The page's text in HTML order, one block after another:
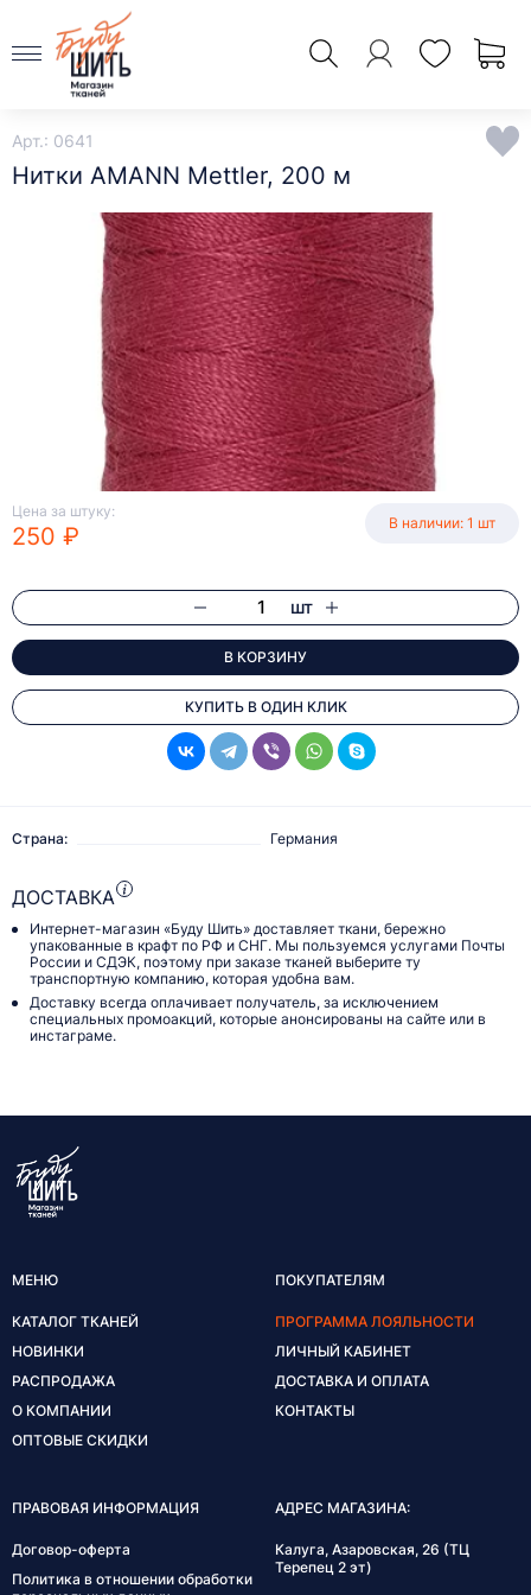
Арт.: 0641
Нитки AMANN Mettler, 200 м
Цена за штуку:
250 ₽ В наличии: 1 шт
шт
В КОРЗИНУ
КУПИТЬ В ОДИН КЛИК
Страна: Германия
ДОСТАВКА
Интернет-магазин «Буду Шить» доставляет ткани, бережно
упакованные в крафт по РФ и СНГ. Мы пользуемся услугами Почты
России и СДЭК, поэтому при заказе тканей выберите ту
транспортную компанию, которая удобна вам.
Доставку всегда оплачивает получатель, за исключением
специальных промоакций, которые анонсированы на сайте или в
инстаграме.
МЕНЮ
КАТАЛОГ ТКАНЕЙ
НОВИНКИ
РАСПРОДАЖА
О КОМПАНИИ
ОПТОВЫЕ СКИДКИ
ПОКУПАТЕЛЯМ
ПРОГРАММА ЛОЯЛЬНОСТИ
ЛИЧНЫЙ КАБИНЕТ
ДОСТАВКА И ОПЛАТА
КОНТАКТЫ
ПРАВОВАЯ ИНФОРМАЦИЯ
Договор-оферта
Политика в отношении обработки
АДРЕС МАГАЗИНА:
Калуга, Азаровская, 26 (ТЦ
Терепец 2 эт)